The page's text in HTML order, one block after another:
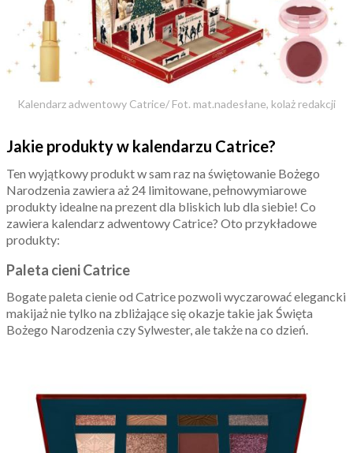
Kalendarz adwentowy Catrice/ Fot. mat.nadesłane, kolaż redakcji
Jakie produkty w kalendarzu Catrice?
Ten wyjątkowy produkt w sam raz na świętowanie Bożego
Narodzenia zawiera aż 24 limitowane, pełnowymiarowe
produkty idealne na prezent dla bliskich lub dla siebie! Co
zawiera kalendarz adwentowy Catrice? Oto przykładowe
produkty:
Paleta cieni Catrice
Bogate paleta cienie od Catrice pozwoli wyczarować elegancki
makijaż nie tylko na zbliżające się okazje takie jak Święta
Bożego Narodzenia czy Sylwester, ale także na co dzień.